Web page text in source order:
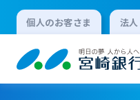
個人のお客さま 法